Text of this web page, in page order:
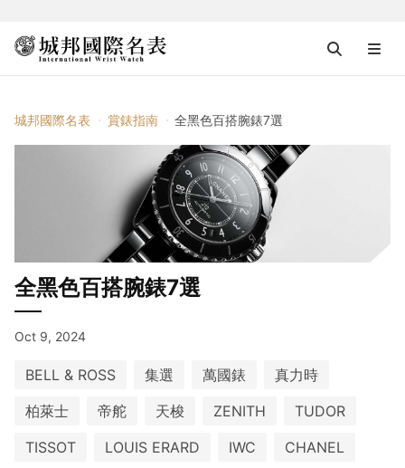
城邦國際名表 賞錶指南 全黑色百搭腕錶7選
全黑色百搭腕錶7選
Oct 9, 2024
BELL & ROSS 集選 萬國錶
真力時
柏萊士
帝舵 天梭 ZENITH
TUDOR
TISSOT
LOUIS ERARD IWC
CHANEL